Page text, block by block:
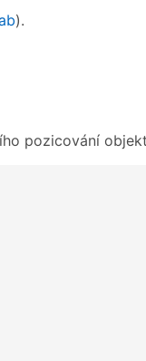
).
pozicování